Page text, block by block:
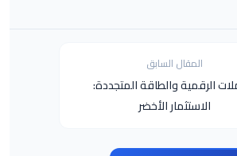
المقال السابق
الرقمية والطاقة المتجددة:
الاستثمار الأخضر